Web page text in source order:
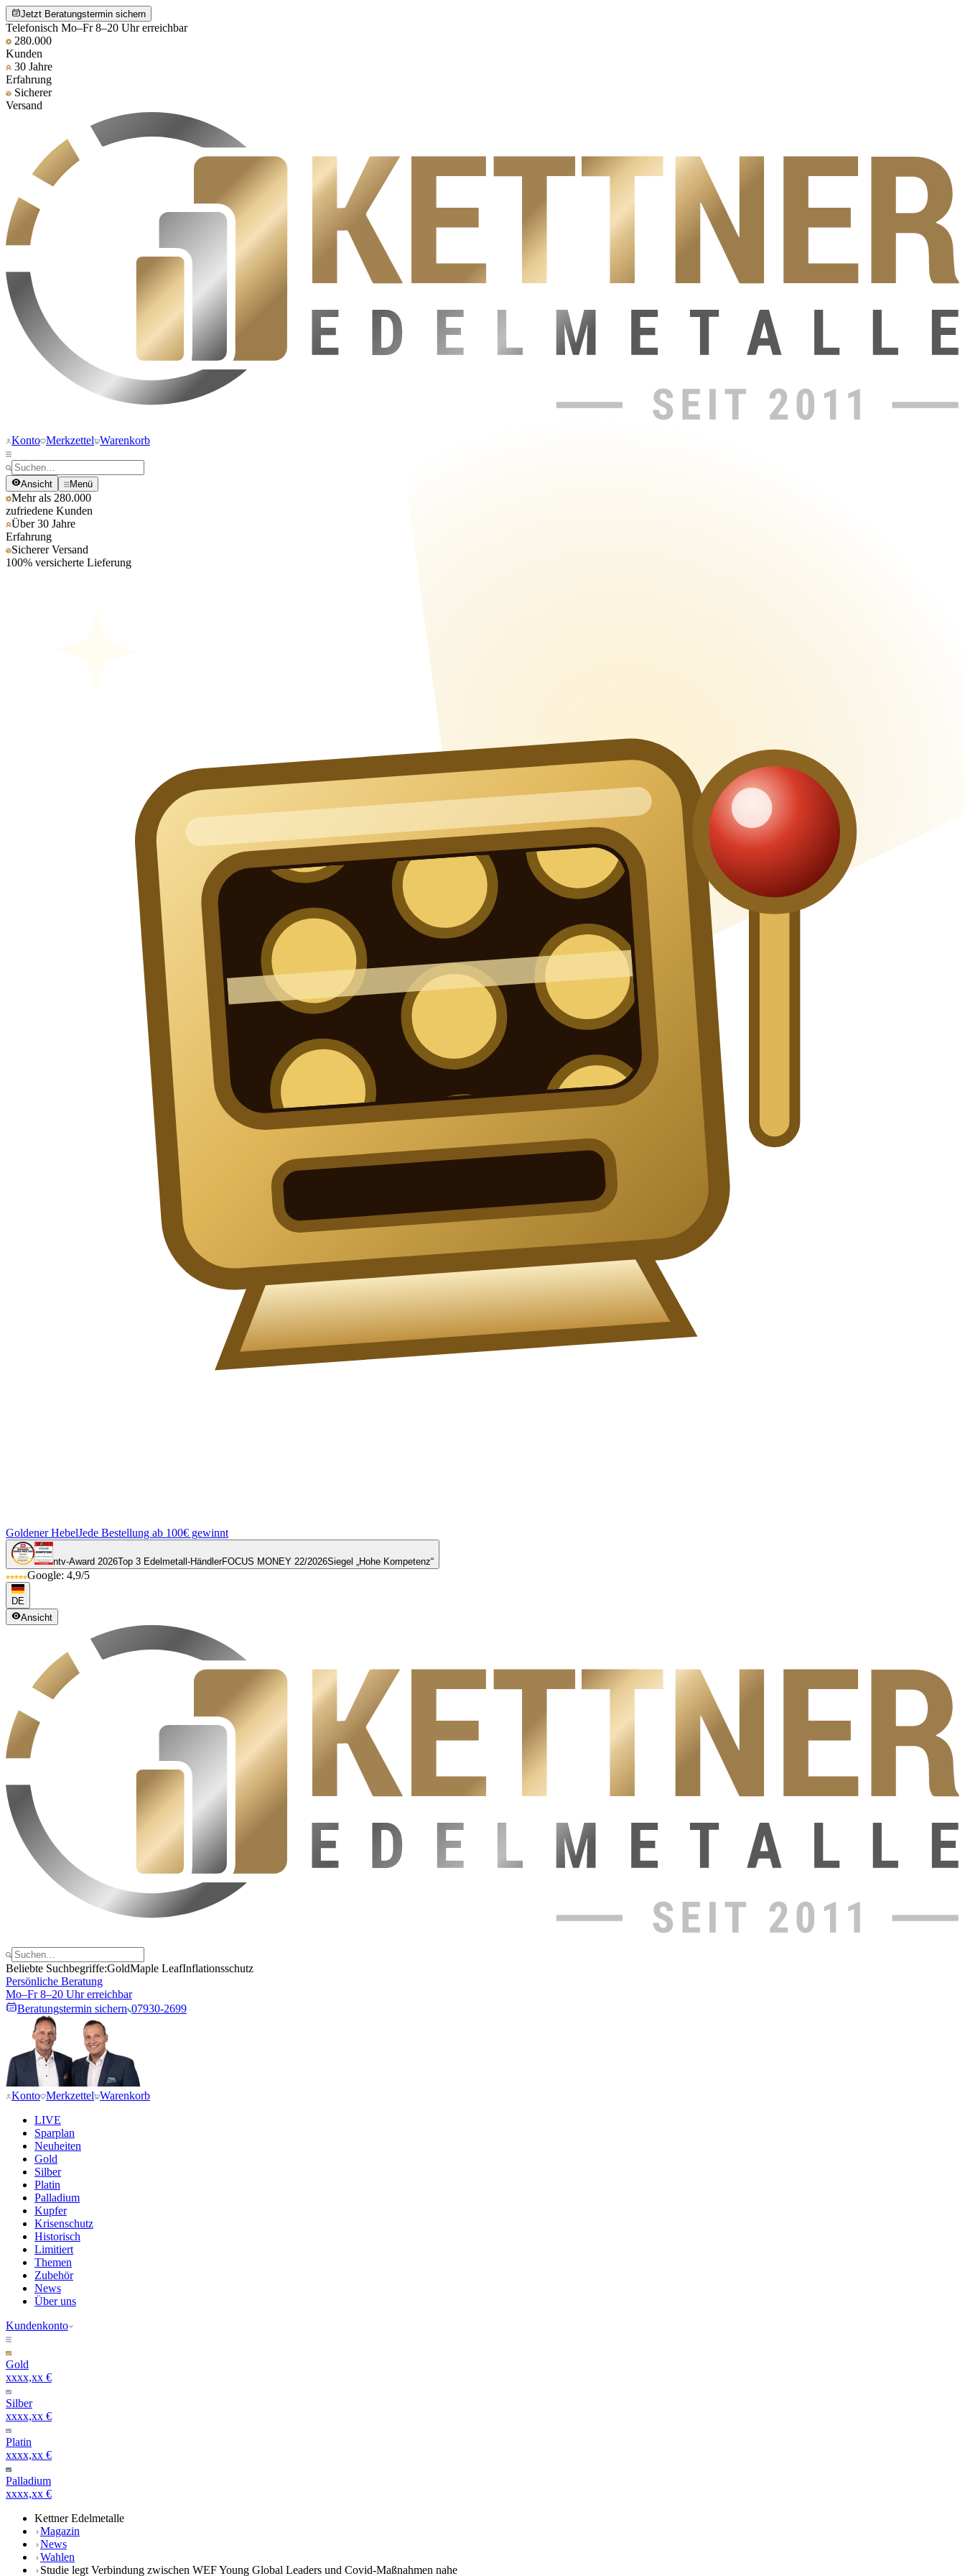
Jetzt Beratungstermin sichern
Telefonisch Mo–Fr 8–20 Uhr erreichbar
280.000
Kunden
30 Jahre
Erfahrung
Sicherer
Versand
Konto Merkzettel Warenkorb
Ansicht Menü
Mehr als 280.000
zufriedene Kunden
Über 30 Jahre
Erfahrung
Sicherer Versand
100% versicherte Lieferung
Goldener HebelJede Bestellung ab 100€ gewinnt
ntv-Award 2026Top 3 Edelmetall-HändlerFOCUS MONEY 22/2026Siegel „Hohe Kompetenz“
Google: 4,9/5
DE
Ansicht
Beliebte Suchbegriffe:GoldMaple LeafInflationsschutz
Persönliche Beratung
Mo–Fr 8–20 Uhr erreichbar
Beratungstermin sichern 07930-2699
Konto Merkzettel Warenkorb
LIVE
Sparplan
Neuheiten
Gold
Silber
Platin
Palladium
Kupfer
Krisenschutz
Historisch
Limitiert
Themen
Zubehör
News
Über uns
Kundenkonto
Gold
xxxx,xx €
Silber
xxxx,xx €
Platin
xxxx,xx €
Palladium
xxxx,xx €
Kettner Edelmetalle
Magazin
News
Wahlen
Studie legt Verbindung zwischen WEF Young Global Leaders und Covid-Maßnahmen nahe